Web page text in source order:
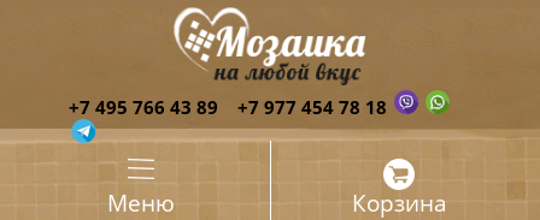
+7 495 766 43 89 +7 977 454 78 18
Меню Корзина